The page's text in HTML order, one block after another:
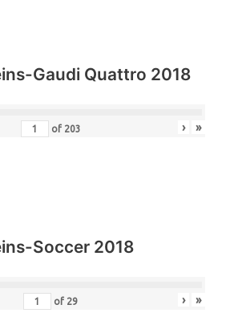
Gaudi Quattro 2018
of 203 › »
Soccer 2018
of 29 › »